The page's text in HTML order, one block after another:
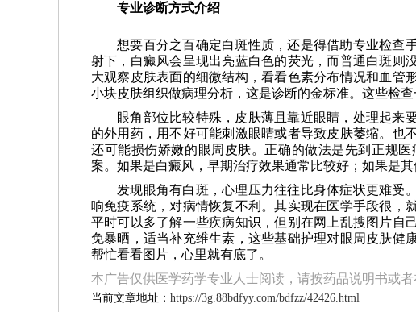
专业诊断方式介绍
想要百分之百确定白斑性质，还是得借助专业检查
射下，白癜风会呈现出亮蓝白色的荧光，而普通白斑则
大观察皮肤表面的细微结构，看看色素分布情况和血管
小块皮肤组织做病理分析，这是诊断的金标准。这些检
眼角部位比较特殊，皮肤薄且靠近眼睛，处理起来
的外用药，用不好可能刺激眼睛或者导致皮肤萎缩。也
还可能损伤娇嫩的眼周皮肤。正确的做法是先到正规
案。如果是白癜风，早期治疗效果通常比较好；如果是
发现眼角有白斑，心理压力往往比身体症状更难受
响免疫系统，对病情恢复不利。其实现在医学手段很，
平时可以多了解一些疾病知识，但别在网上乱搜图片自
免暴晒，适当补充维生素，这些基础护理对眼周皮肤健
帮忙看看图片，心里就有底了。
本广告仅供医学药学专业人士阅读，请按药品说明书或
当前文章地址： https://3g.88bdfyy.com/bdfzz/42426.html